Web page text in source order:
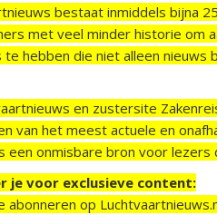
bestaat inmiddels bijna
met veel minder historie om
hebben die niet alleen nieuws
en zustersite
van het meest actuele en
een onmisbare bron voor
je voor exclusieve content:
abonneren op